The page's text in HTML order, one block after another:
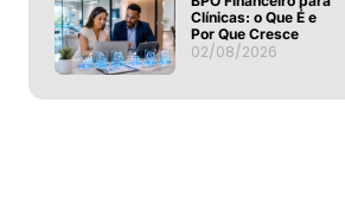
Clínicas: o Que É e
Por Que Cresce
02/08/2026